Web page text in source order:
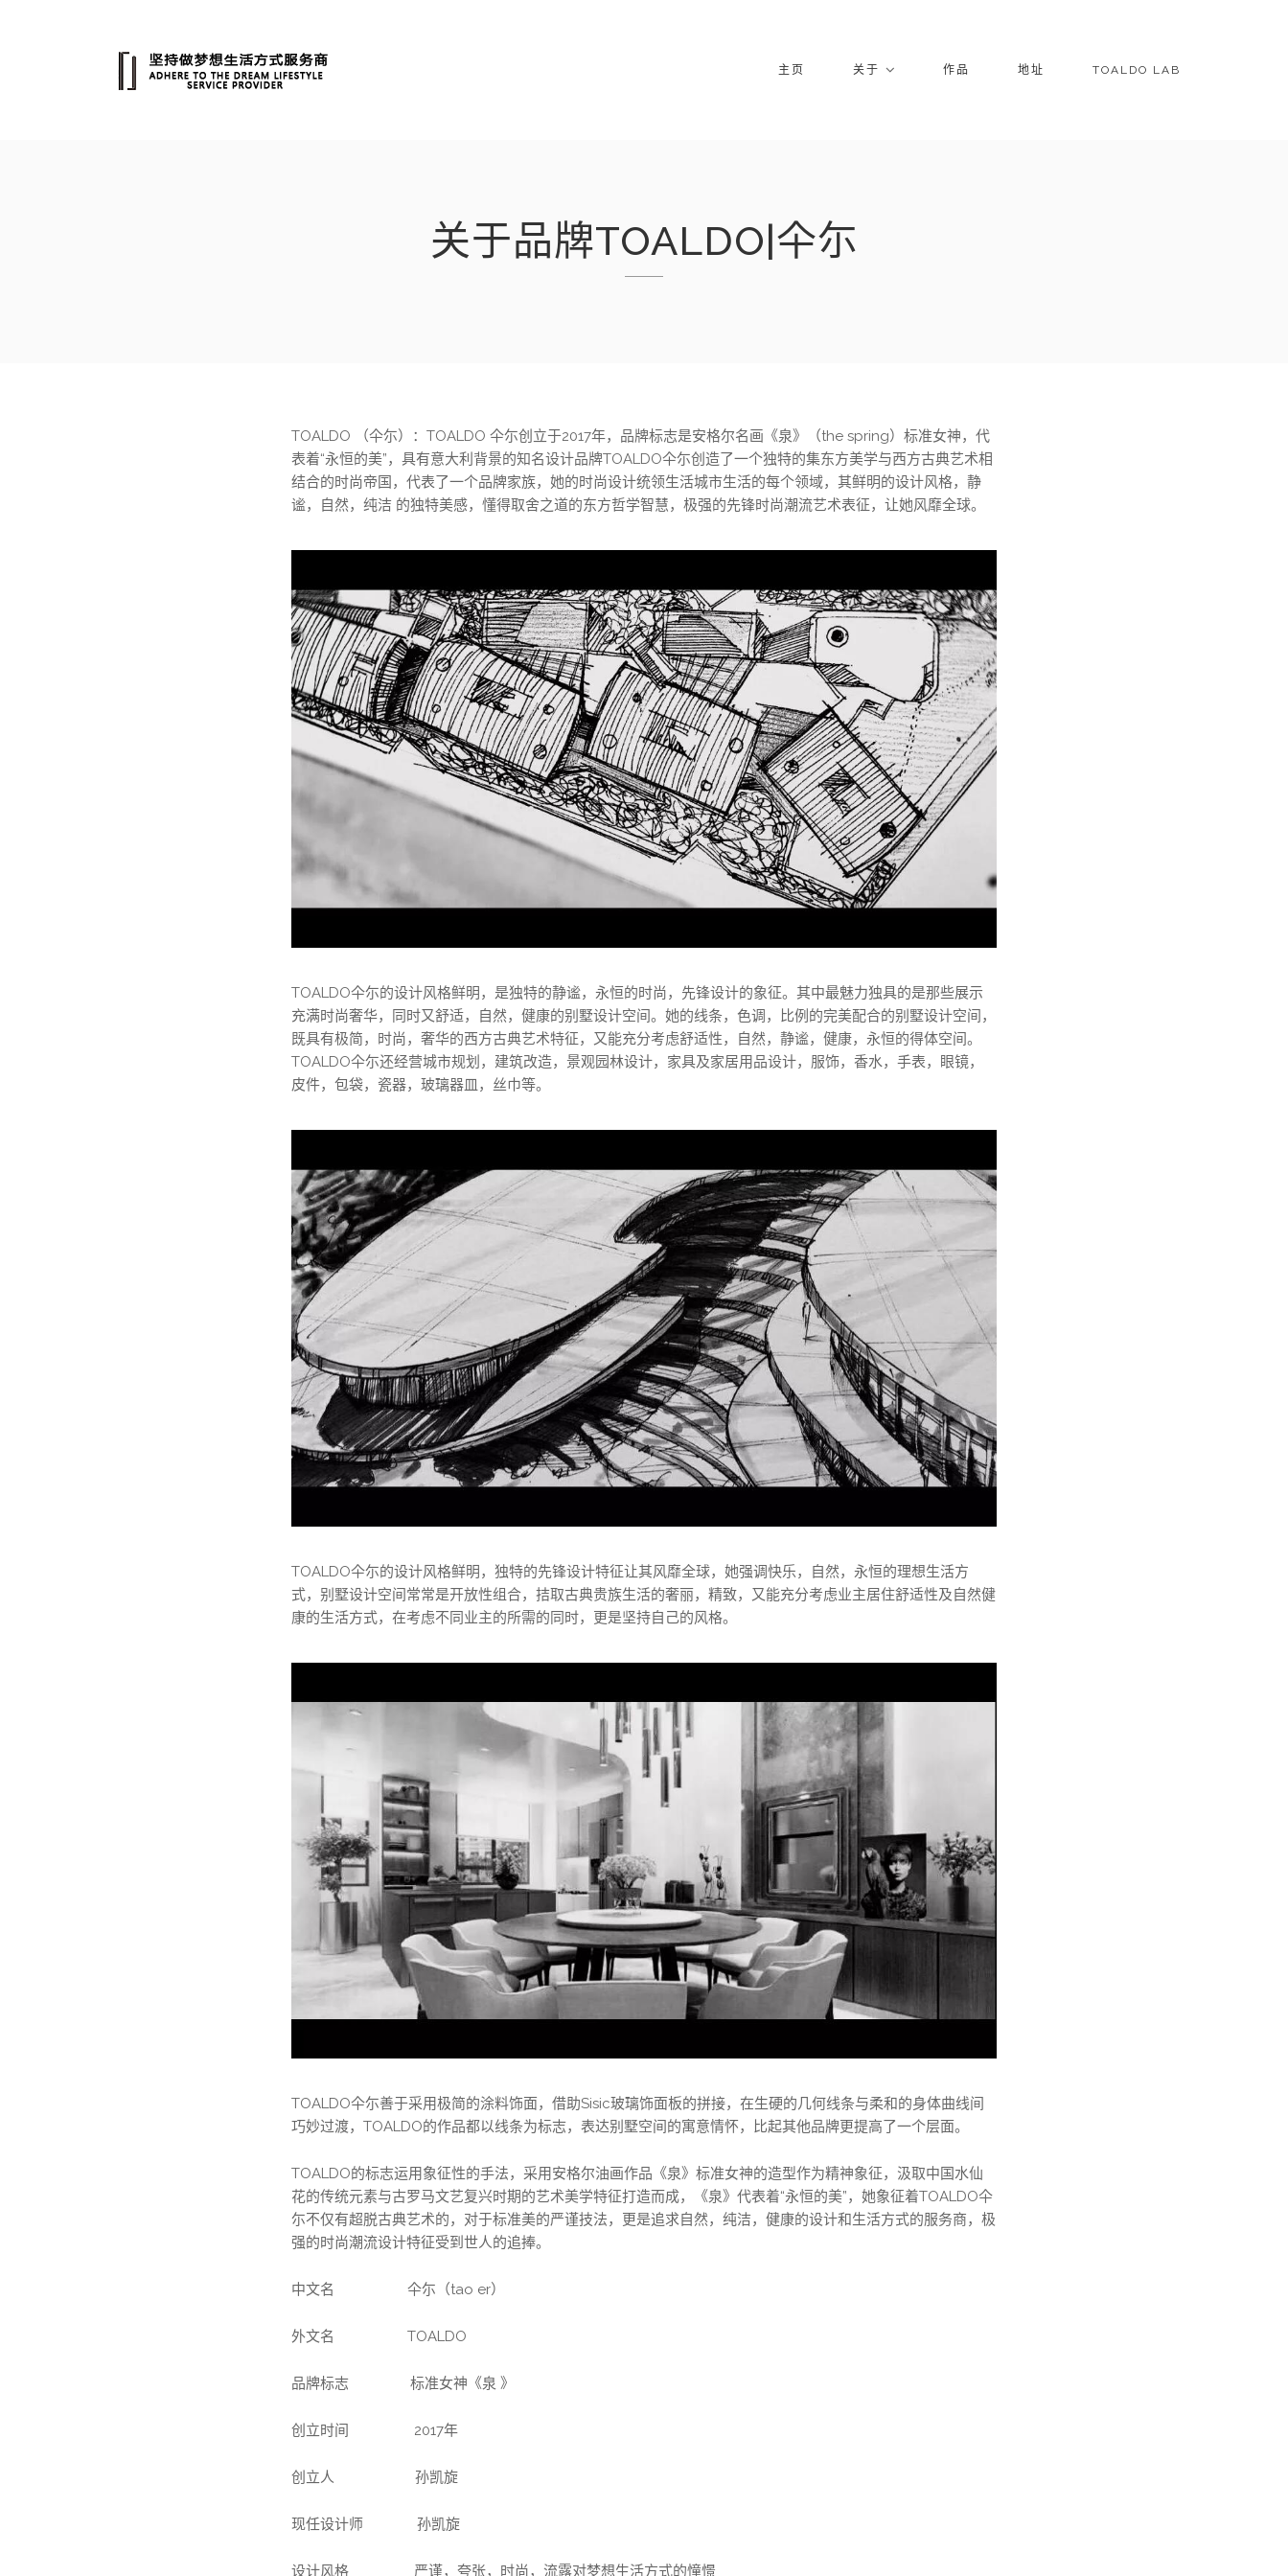
主页 关于 作品 地址 TOALDO LAB
关于品牌TOALDO|仐尓
TOALDO （仐尓）：TOALDO 仐尓创立于2017年，品牌标志是安格尔名画《泉》（the spring）标准女神，代
表着“永恒的美”，具有意大利背景的知名设计品牌TOALDO仐尓创造了一个独特的集东方美学与西方古典艺术相
结合的时尚帝国，代表了一个品牌家族，她的时尚设计统领生活城市生活的每个领域，其鲜明的设计风格，静
谧，自然，纯洁 的独特美感，懂得取舍之道的东方哲学智慧，极强的先锋时尚潮流艺术表征，让她风靡全球。
TOALDO仐尓的设计风格鲜明，是独特的静谧，永恒的时尚，先锋设计的象征。其中最魅力独具的是那些展示
充满时尚奢华，同时又舒适，自然，健康的别墅设计空间。她的线条，色调，比例的完美配合的别墅设计空间，
既具有极简，时尚，奢华的西方古典艺术特征，又能充分考虑舒适性，自然，静谧，健康，永恒的得体空间。
TOALDO仐尓还经营城市规划，建筑改造，景观园林设计，家具及家居用品设计，服饰，香水，手表，眼镜，
皮件，包袋，瓷器，玻璃器皿，丝巾等。
TOALDO仐尓的设计风格鲜明，独特的先锋设计特征让其风靡全球，她强调快乐，自然，永恒的理想生活方
式，别墅设计空间常常是开放性组合，拮取古典贵族生活的奢丽，精致，又能充分考虑业主居住舒适性及自然健
康的生活方式，在考虑不同业主的所需的同时，更是坚持自己的风格。
TOALDO仐尓善于采用极简的涂料饰面，借助Sisic玻璃饰面板的拼接，在生硬的几何线条与柔和的身体曲线间
巧妙过渡，TOALDO的作品都以线条为标志，表达别墅空间的寓意情怀，比起其他品牌更提高了一个层面。
TOALDO的标志运用象征性的手法，采用安格尔油画作品《泉》标准女神的造型作为精神象征，汲取中国水仙
花的传统元素与古罗马文艺复兴时期的艺术美学特征打造而成，《泉》代表着“永恒的美”，她象征着TOALDO仐
尓不仅有超脱古典艺术的，对于标准美的严谨技法，更是追求自然，纯洁，健康的设计和生活方式的服务商，极
强的时尚潮流设计特征受到世人的追捧。
中文名 仐尓（tao er）
外文名 TOALDO
品牌标志 标准女神《泉 》
创立时间 2017年
创立人 孙凯旋
现任设计师 孙凯旋
设计风格 严谨，夸张，时尚，流露对梦想生活方式的憧憬